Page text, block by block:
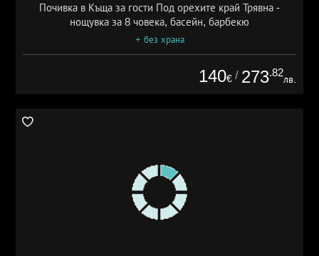
Почивка в Къща за гости Под орехите край Трявна -
нощувка за 8 човека, басейн, барбекю
+ без храна
140€ / 273.82
лв.